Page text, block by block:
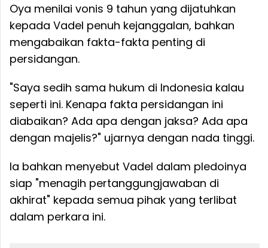
Oya menilai vonis 9 tahun yang dijatuhkan
kepada Vadel penuh kejanggalan, bahkan
mengabaikan fakta-fakta penting di
persidangan.
"Saya sedih sama hukum di Indonesia kalau
seperti ini. Kenapa fakta persidangan ini
diabaikan? Ada apa dengan jaksa? Ada apa
dengan majelis?" ujarnya dengan nada tinggi.
Ia bahkan menyebut Vadel dalam pledoinya
siap "menagih pertanggungjawaban di
akhirat" kepada semua pihak yang terlibat
dalam perkara ini.